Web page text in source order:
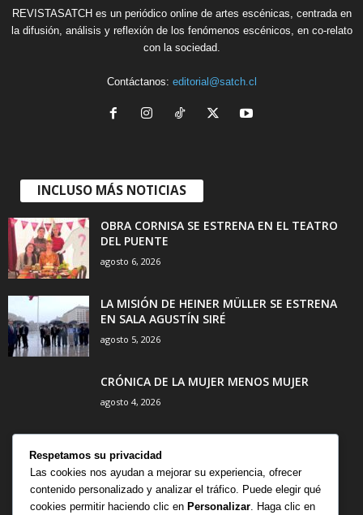
REVISTASATCH es un periódico online de artes escénicas, centrada en
la difusión, análisis y reflexión de los fenómenos escénicos, en co-relato
con la sociedad.
Contáctanos: editorial@satch.cl
INCLUSO MÁS NOTICIAS
OBRA CORNISA SE ESTRENA EN EL TEATRO
DEL PUENTE
agosto 6, 2026
LA MISIÓN DE HEINER MÜLLER SE ESTRENA
EN SALA AGUSTÍN SIRÉ
agosto 5, 2026
CRÓNICA DE LA MUJER MENOS MUJER
agosto 4, 2026
CATEGORÍA POPULAR
Respetamos su privacidad
Las cookies nos ayudan a mejorar su experiencia, ofrecer
contenido personalizado y analizar el tráfico. Puede elegir qué
cookies permitir haciendo clic en Personalizar . Haga clic en